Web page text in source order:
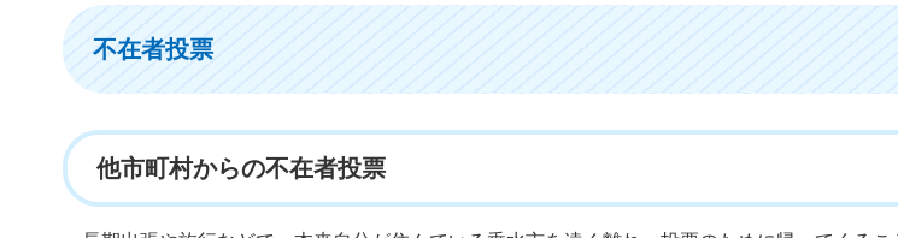
不在者投票
他市町村からの不在者投票